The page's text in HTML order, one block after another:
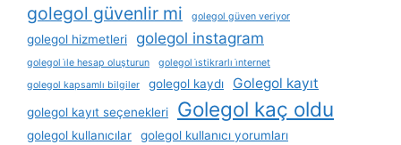
golegol güvenlir mi golegol güven veriyor
golegol hizmetleri golegol instagram
golegol i̇le hesap oluşturun
golegol i̇stikrarlı i̇nternet
golegol kapsamlı bilgiler
golegol kaydı Golegol kayıt
golegol kayıt seçenekleri Golegol kaç oldu
golegol kullanıcılar golegol kullanıcı yorumları